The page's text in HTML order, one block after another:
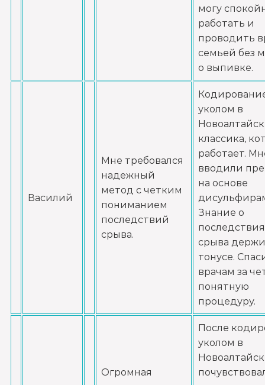
Записаться
Записаться
Кодирование препаратом Тетлонг 250
Записаться
Записаться
Записаться
Записаться
Кодирование тройной блок
могу
работать и
проводить
семьей без
о выпивке.
Василий
Мне требовался
надежный
метод с четким
пониманием
последствий
срыва.
уколом в
классика,
работает.
вводили
на основе
Знание о
срыва
тонусе.
врачам за
понятную
процедуру.
Огромная
После
уколом в